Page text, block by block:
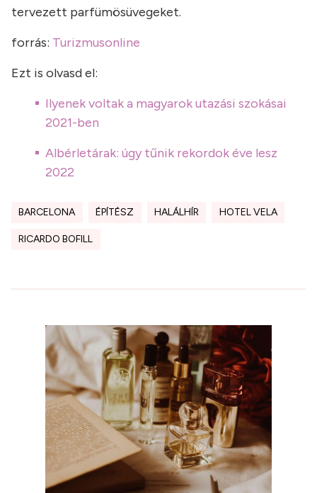
tervezett parfümösüvegeket.
forrás: Turizmusonline
Ezt is olvasd el:
Ilyenek voltak a magyarok utazási szokásai
2021-ben
Albérletárak: úgy tűnik rekordok éve lesz
2022
BARCELONA ÉPÍTÉSZ HALÁLHÍR HOTEL VELA
RICARDO BOFILL